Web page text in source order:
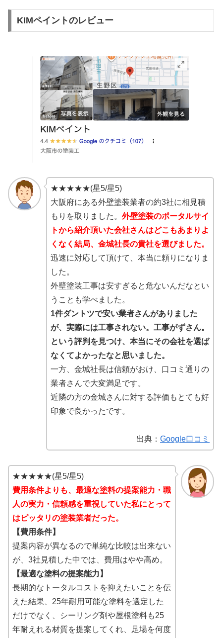
KIMペイントのレビュー
★★★★★(星5/星5)
大阪府にある外壁塗装業者の約3社に相見積
もりを取りました。 外壁塗装のポータルサイ
トから紹介頂いた会社さんはどこもあまりよ
くなく結局、金城社長の貴社を選びました。
迅速に対応して頂けて、本当に頼りになりま
した。
外壁塗装工事は安すぎると危ないんだなとい
うことも学べました。
1件ダントツで安い業者さんがありました
が、実際には工事されない。工事がずさん。
という評判を見つけ、本当にその会社を選ば
なくてよかったなと思いました。
一方、金城社長は信頼がおけ、口コミ通りの
業者さんで大変満足です。
近隣の方の金城さんに対する評価もとても好
印象で良かったです。
出典： Google口コミ
★★★★★(星5/星5)
費用条件よりも、最適な塗料の提案能力・職
人の実力・信頼感を重視していた私にとって
はピッタリの塗装業者だった。
【費用条件】
提案内容が異なるので単純な比較は出来ない
が、3社見積した中では、費用はやや高め。
【最適な塗料の提案能力】
長期的なトータルコストを抑えたいことを伝
えた結果、25年耐用可能な塗料を選定した
だけでなく、シーリング剤や屋根塗料も25
年耐えれる材質を提案してくれ、足場を何度